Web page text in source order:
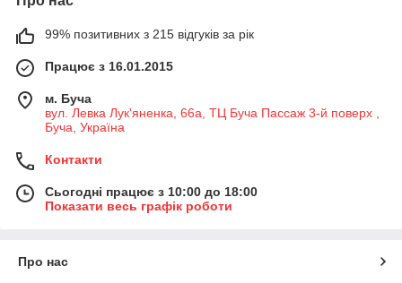
99% позитивних з 215 відгуків за рік
Працює з 16.01.2015
м. Буча
вул. Левка Лук'яненка, 66а, ТЦ Буча Пассаж 3-й поверх ,
Буча, Україна
Контакти
Сьогодні працює з 10:00 до 18:00
Показати весь графік роботи
Про нас